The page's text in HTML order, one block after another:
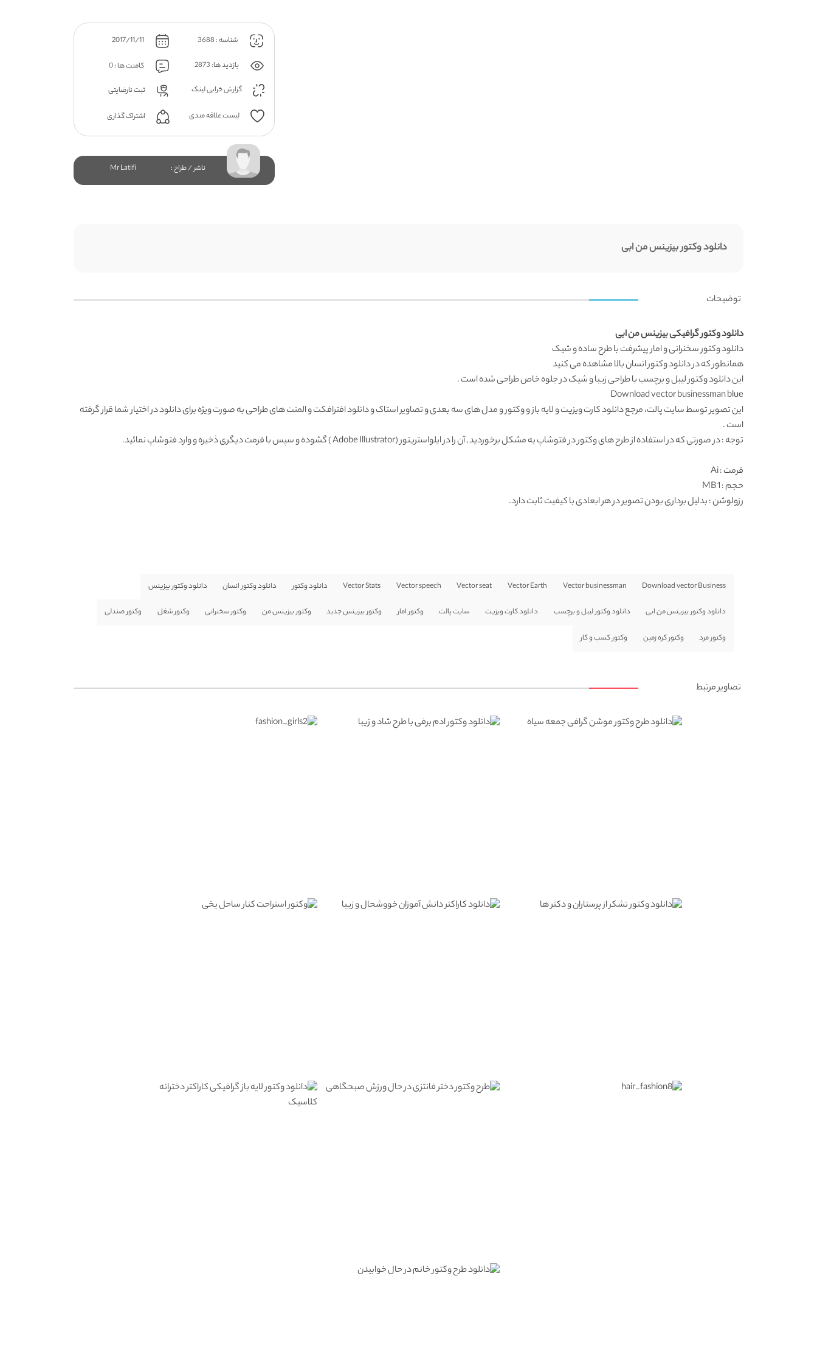
شناسه : 3688 2017/11/11
بازدید ها: 2873
کامنت ها : 0
گزارش خرابی لینک
ثبت نارضایتی
لیست علاقه مندی اشتراک گذاری
ناشر / طراح : Mr Latifi
دانلود وکتور بیزینس من ابی
توضیحات
دانلود وکتور گرافیکی بیزینس من ابی
دانلود وکتورسخنرانی و امار پیشرفت با طرح ساده و شیک
همانطور که دردانلود وکتور انسانبالا مشاهده می کنید
ایندانلود وکتور لیبل و برچسببا طراحی زیبا و شیک در جلوه خاص طراحی شده است .
Download vector businessman blue
این تصویر توسطسایت پالت، مرجعدانلود کارت ویزیتو لایه باز و وکتور و مدل های سه بعدی و تصاویر استاک و دانلود افترافکت و المنت های طراحی به صورت ویژه برای دانلود در اختیار شما قرار گرفته
است .
توجه : در صورتی که در استفاده از طرح های وکتور در فتوشاپ به مشکل برخوردید , آن را در ایلواستریتور (Adobe Illustrator ) گشوده و سپس با فرمت دیگری ذخیره و وارد فتوشاپ نمائید.
فرمت: Ai
حجم : 1 MB
رزولوشن: بدلیل برداری بودن تصویر در هر ابعادی با کیفیت ثابت دارد.
Download vector Business
Vector businessman
Vector Earth
Vector seat
Vector speech
Vector Stats دانلود وکتور دانلود وکتور انسان دانلود وکتور بیزینس
دانلود وکتور بیزینس من ابی دانلود وکتور لیبل و برچسب دانلود کارت ویزیت سایت پالت وکتور امار وکتور بیزینس جدید وکتور بیزینس من وکتور سخنرانی وکتور شغل وکتور صندلی
وکتور مرد وکتور کره زمین وکتور کسب و کار
تصاویر مرتبط